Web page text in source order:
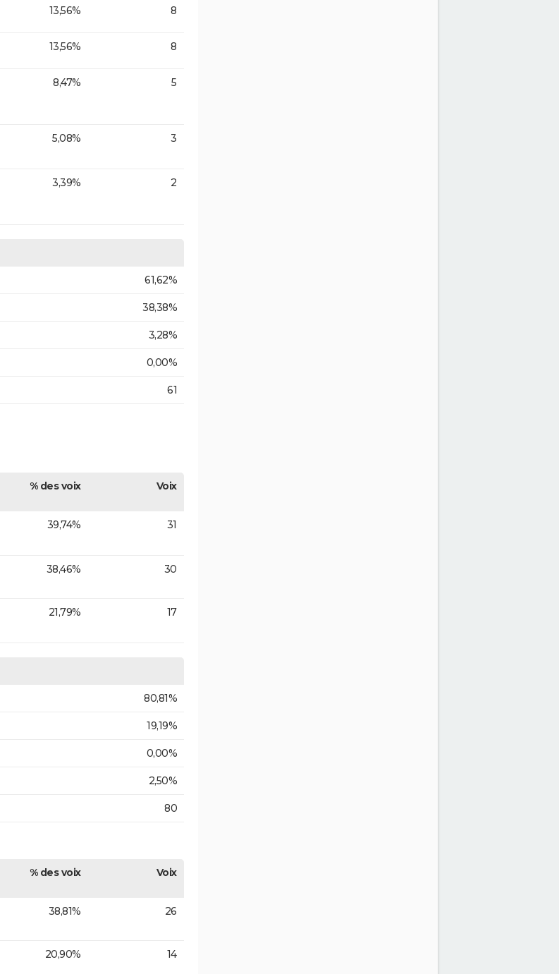
13,56% 8
13,56% 8
8,47% 5
5,08% 3
3,39% 2
61,62%
38,38%
3,28%
0,00%
61
% des voix Voix
39,74% 31
38,46% 30
21,79% 17
80,81%
19,19%
0,00%
2,50%
80
% des voix Voix
38,81% 26
20,90% 14